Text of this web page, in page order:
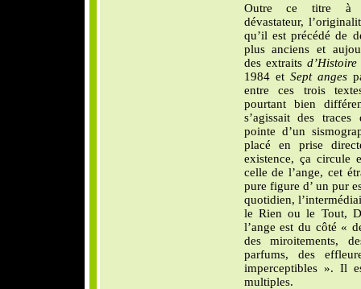
Outre ce titre à
dévastateur, l
qu’il est précédé de
plus anciens et
des extraits
1984 et Sept anges
entre ces trois
pourtant bien
s’agissait des
pointe d’un
placé en prise
existence, ça circule
celle de l’ange, cet
pure figure d’ un pur
quotidien,
le Rien ou le Tout,
l’ange est du côté «
des miroitements,
parfums, des
imperceptibles ». Il
multiples.